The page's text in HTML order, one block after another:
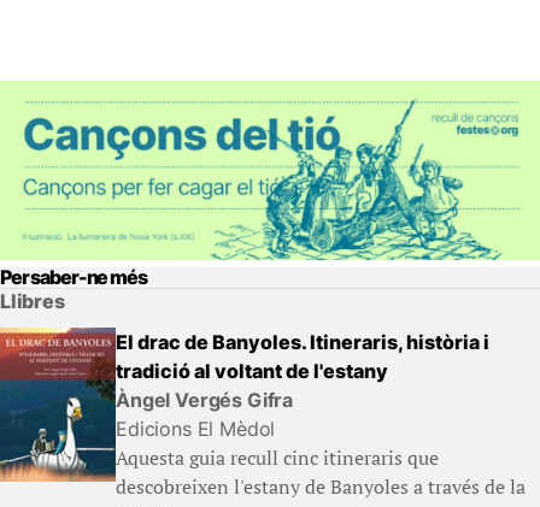
Per saber-ne més
Llibres
El drac de Banyoles. Itineraris, història i
tradició al voltant de l'estany
Àngel Vergés Gifra
Edicions El Mèdol
Aquesta guia recull cinc itineraris que
descobreixen l'estany de Banyoles a través de la